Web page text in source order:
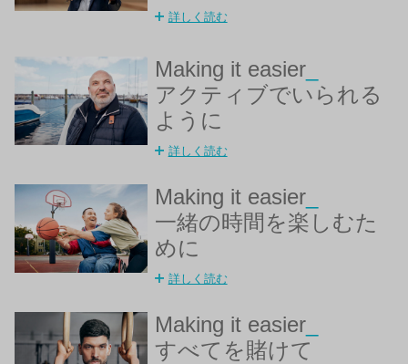
詳しく読む
Making it easier_
アクティブでいられる
ように
詳しく読む
Making it easier_
一緒の時間を楽しむた
めに
詳しく読む
Making it easier_
すべてを賭けて